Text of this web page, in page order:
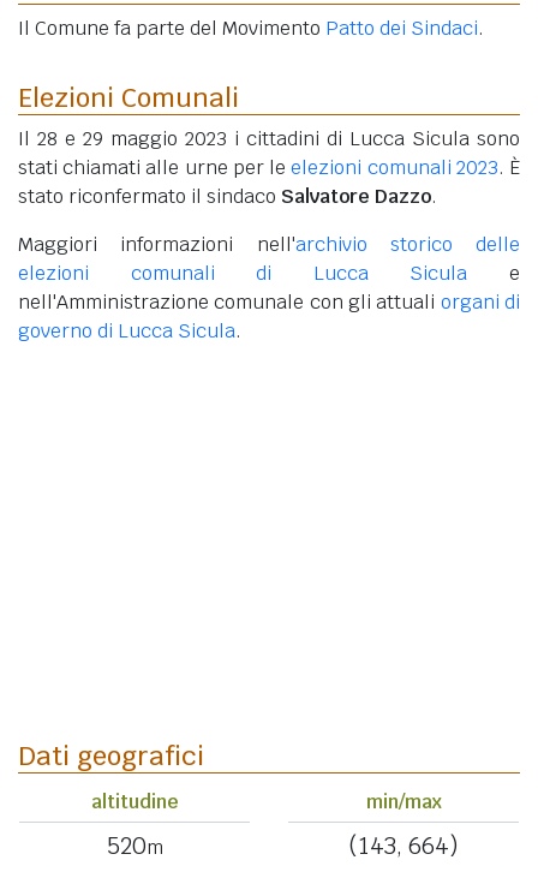
Il Comune fa parte del Movimento Patto dei Sindaci.
Elezioni Comunali
Il 28 e 29 maggio 2023 i cittadini di Lucca Sicula sono
stati chiamati alle urne per leelezioni comunali 2023. È
stato riconfermato il sindaco Salvatore Dazzo.
Maggiori informazioni nell'archivio storico delle
elezioni comunali di Lucca Sicula e
nell'Amministrazione comunale con gli attuali organi di
governo di Lucca Sicula.
Dati geografici
altitudine
520m
min/max
(143, 664)